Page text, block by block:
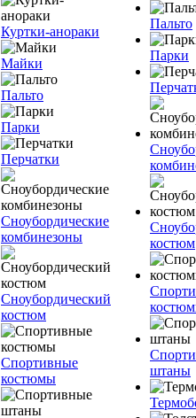
Куртки-анораки
Майки
Пальто
Парки
Перчатки
Сноубордические
комбинезоны
Сноубордический
костюм
Спортивные
костюмы
Пальто
Парки
костюм
штаны